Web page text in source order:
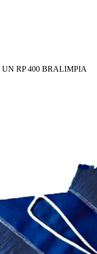
RP 400 BRALIMPIA